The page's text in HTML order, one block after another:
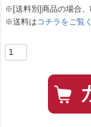
※[送料別]商品の場合、
※送料は コチラをご覧